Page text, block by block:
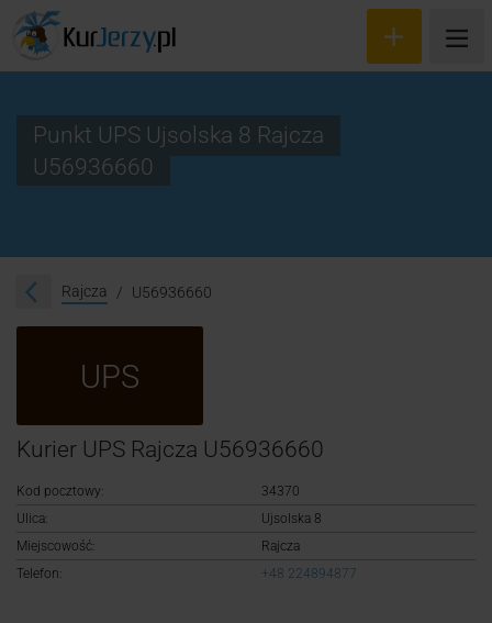
Śledzenie przesyłki
Logowanie
Rejestracja
Punkt UPS Ujsolska 8 Rajcza
U56936660
Rajcza U56936660
UPS
Kurier UPS Rajcza U56936660
Kod pocztowy:
34370
Ulica:
Ujsolska 8
Miejscowość:
Rajcza
Telefon:
+48 224894877